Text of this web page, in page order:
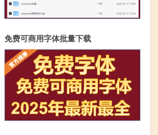
免费可商用字体批量下载